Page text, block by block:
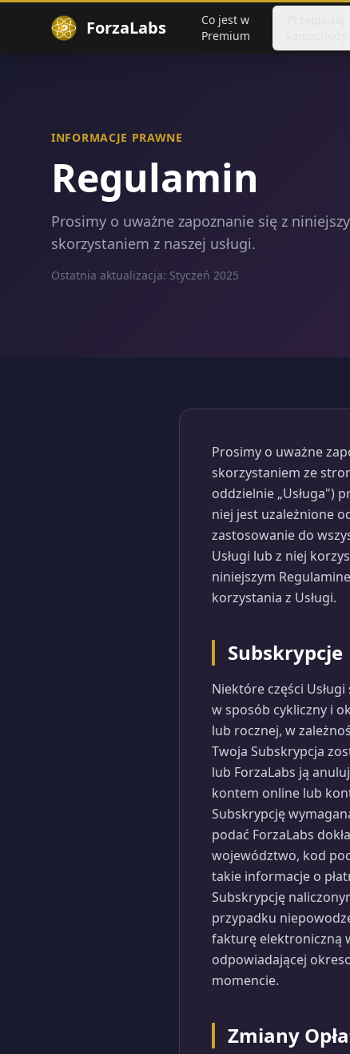
ForzaLabs
Co jest w
Premium
INFORMACJE PRAWNE
Regulamin
Prosimy o uważne zapoznanie się z
skorzystaniem z naszej usługi.
Ostatnia aktualizacja: Styczeń 2025
Prosimy o uważne
skorzystaniem ze
oddzielnie „Usługa")
niej jest uzależnione
zastosowanie do
Usługi lub z niej
niniejszym
korzystania z Usługi.
Subskrypcje
Niektóre części
w sposób cykliczny i
lub rocznej, w
Twoja Subskrypcja
lub ForzaLabs ją
kontem online lub
Subskrypcję
podać ForzaLabs
województwo, kod
takie informacje o
Subskrypcję
przypadku
fakturę elektroniczną
odpowiadającej
momencie.
Zmiany